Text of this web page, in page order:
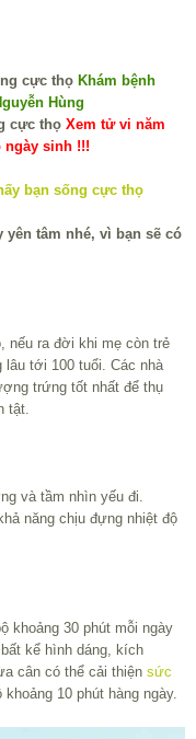
Khám bệnh
Hùng
Xem tử vi năm
ngày sinh !!!
yên tâm nhé, vì bạn sẽ có
nếu ra đời khi mẹ còn trẻ
lâu tới 100 tuổi. Các nhà
trứng tốt nhất để thụ
tật.
và tầm nhìn yếu đi.
năng chịu đựng nhiệt độ
khoảng 30 phút mỗi ngày
kể hình dáng, kích
cân có thể cải thiện sức
10 phút hàng ngày.